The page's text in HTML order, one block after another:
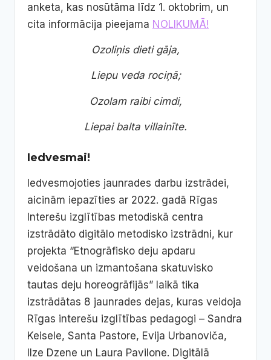
anketa, kas nosūtāma līdz 1. oktobrim, un
cita informācija pieejama NOLIKUMĀ!
Ozoliņis dieti gāja,
Liepu veda rociņā;
Ozolam raibi cimdi,
Liepai balta villainīte.
Iedvesmai!
Iedvesmojoties jaunrades darbu izstrādei,
aicinām iepazīties ar 2022. gadā Rīgas
Interešu izglītības metodiskā centra
izstrādāto digitālo metodisko izstrādni, kur
projekta “Etnogrāfisko deju apdaru
veidošana un izmantošana skatuvisko
tautas deju horeogrāfijās” laikā tika
izstrādātas 8 jaunrades dejas, kuras veidoja
Rīgas interešu izglītības pedagogi – Sandra
Keisele, Santa Pastore, Evija Urbanoviča,
Ilze Dzene un Laura Pavilone. Digitālā